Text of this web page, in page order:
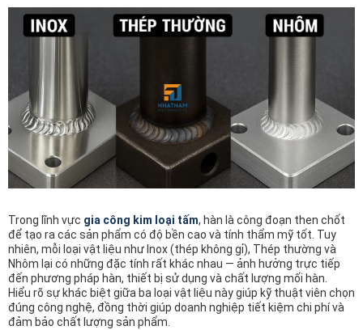
Trong lĩnh vực gia công kim loại tấm, hàn là công đoạn then chốt
để tạo ra các sản phẩm có độ bền cao và tính thẩm mỹ tốt. Tuy
nhiên, mỗi loại vật liệu như Inox (thép không gỉ), Thép thường và
Nhôm lại có những đặc tính rất khác nhau — ảnh hưởng trực tiếp
đến phương pháp hàn, thiết bị sử dụng và chất lượng mối hàn.
Hiểu rõ sự khác biệt giữa ba loại vật liệu này giúp kỹ thuật viên chọn
đúng công nghệ, đồng thời giúp doanh nghiệp tiết kiệm chi phí và
đảm bảo chất lượng sản phẩm.